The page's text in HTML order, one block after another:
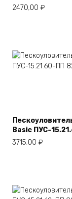
2470,00 ₽
Basic ПУС-
3715,00 ₽